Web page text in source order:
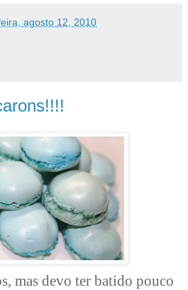
agosto 12, 2010
mas devo ter batido pouco